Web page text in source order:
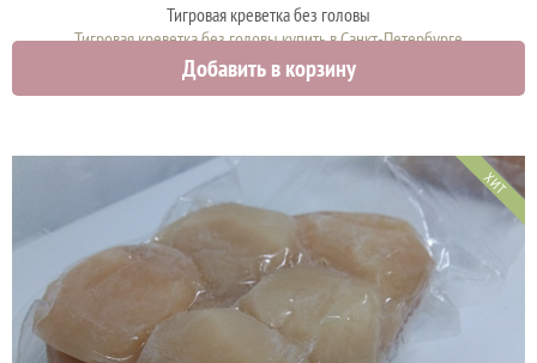
Тигровая креветка без головы
Тигровая креветка без головы купить в Санкт-Петербурге
1740 руб.
Добавить в корзину
ХИТ